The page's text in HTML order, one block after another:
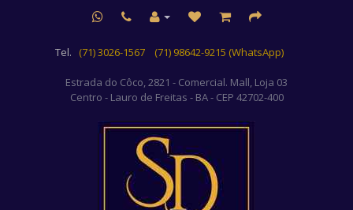
Tel. (71) 3026-1567 (71) 98642-9215 (WhatsApp)
Estrada do Côco, 2821 - Comercial. Mall, Loja 03
Centro - Lauro de Freitas - BA - CEP 42702-400